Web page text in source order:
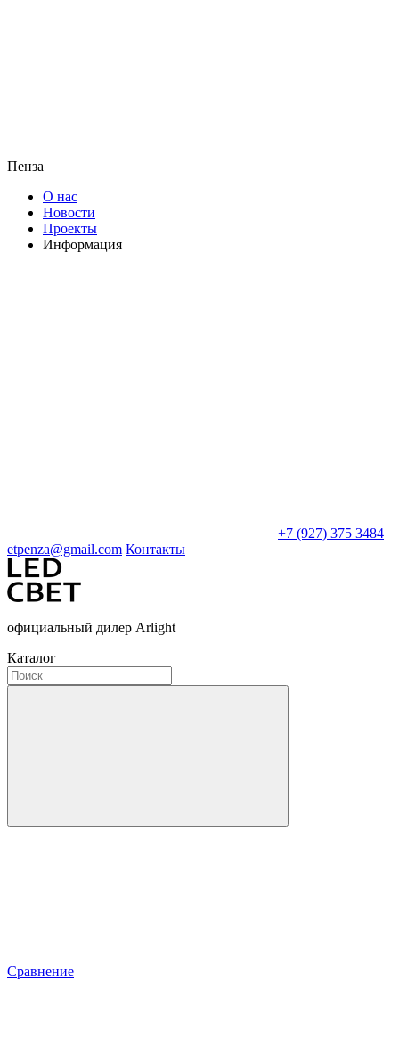
Пенза
О нас
Новости
Проекты
Информация
+7 (927) 375 3484
etpenza@gmail.com Контакты
официальный дилер Arlight
Каталог
Сравнение